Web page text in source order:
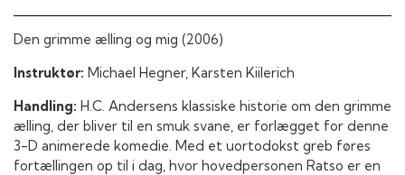
Den grimme ælling og mig (2006)
Instruktør: Michael Hegner, Karsten Kiilerich
Handling: H.C. Andersens klassiske historie om den grimme
ælling, der bliver til en smuk svane, er forlægget for denne
3-D animerede komedie. Med et uortodokst greb føres
fortællingen op til i dag, hvor hovedpersonen Ratso er en